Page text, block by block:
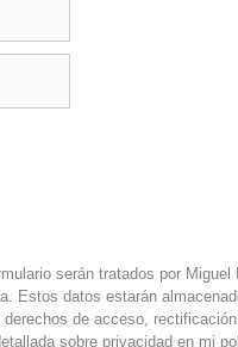
serán tratados por
Estos datos estarán
de acceso,
sobre privacidad en mi